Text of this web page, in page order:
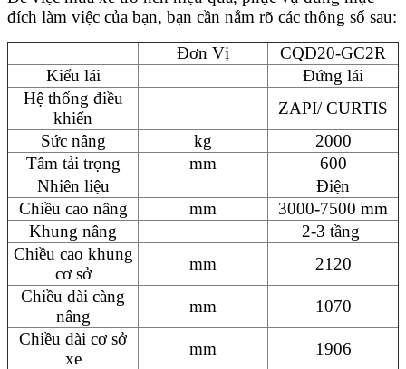
đích làm việc của bạn, bạn cần nắm rõ các thông số sau:
Đơn Vị
CQD20-GC2R
Kiểu lái
Đứng lái
Hệ thống điều
khiển
ZAPI/ CURTIS
Sức nâng
kg
2000
Tâm tải trọng
mm
600
Nhiên liệu
Điện
Chiều cao nâng
mm
3000-7500 mm
Khung nâng
2-3 tầng
Chiều cao khung
cơ sở
mm
2120
Chiều dài càng
nâng
mm
1070
Chiều dài cơ sở
xe
mm
1906